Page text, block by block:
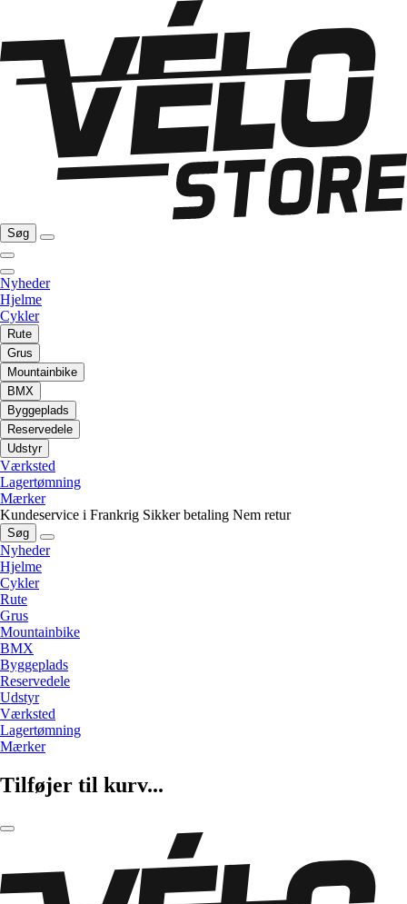
Søg
Nyheder
Hjelme
Cykler
Rute
Grus
Mountainbike
BMX
Byggeplads
Reservedele
Udstyr
Værksted
Lagertømning
Mærker
Kundeservice i Frankrig Sikker betaling Nem retur
Søg
Nyheder
Hjelme
Cykler
Rute
Grus
Mountainbike
BMX
Byggeplads
Reservedele
Udstyr
Værksted
Lagertømning
Mærker
Tilføjer til kurv...